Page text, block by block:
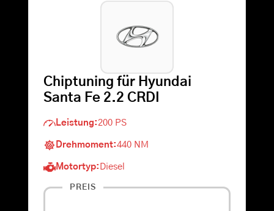
Warenkorb
Chiptuning für Hyundai
Santa Fe 2.2 CRDI
Leistung: 200 PS
Drehmoment:440 NM
Motortyp: Diesel
PREIS